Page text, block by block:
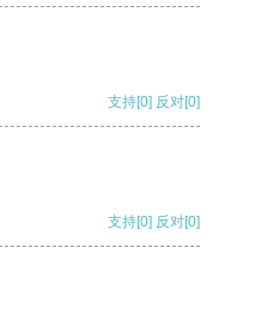
支持[0] 反对[0]
支持[0] 反对[0]